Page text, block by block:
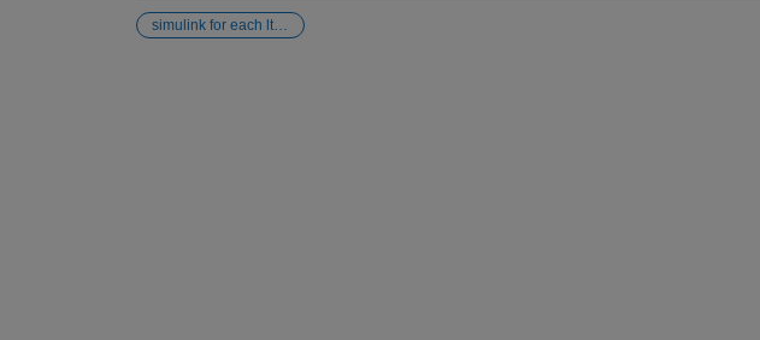
simulink for each lti system initial values